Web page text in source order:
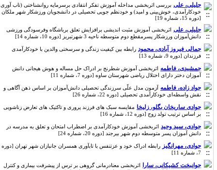
جلیلی، علی بررسی اثربخشی مداخله آموزش تفکر انتقادی برسرمایه روانشناختی (تاب آوری،
خودکارآمدی، خوش‌بینی و امید) و خودنظم جویی تحصیلی در دانشجویان ورزشکار شهر ملکان
[دوره 15، شماره 19]
جلیلی، علی اثربخشی آموزش مثبت اندیشی برافزایش تعلق برباشگاه وفرسودگی ورزشی
دانش‌آموزان ورزشکار پسرمقطع دوم متوسطه ناحیه 3 شهرتبریز [دوره 10، شماره 14]
جمالی فیروز آبادی، محمود رابطه بین کیفیت زندگی و سرسختی والدین با خودکارآمدی
فرزندان [دوره 9، شماره 13]
جمشیدی، فاطمه اثربخشی آموزش شطرنج بر ادراک حل مساله و هوش هیجانی دانش
آموزان دختر دارای اختلال ریاضی شهرستان ساوه [دوره 7، شماره 11]
جواد زاده، فاطمه آزمون مدل علّی سرزندگی تحصیلی دانش‌آموزان بر اساس ذهن آگاهی و
نقش واسطه‌ای خودکارآمدی تحصیلی [دوره 22، شماره 26]
جوادی ساریخان بگلو، زلیخا مقایسه سبک های فرزند پروری و تاکتیک های تعارض زناشویی
بر اساس ترتیب تولد زوج [دوره 12، شماره 16]
جوادی، سید وحید اثربخشی آموزش خودکارآمدی بر اضطراب امتحان و تعلق به مدرسه در
دانش آموزان پسر متوسطه دوم شهر بیرجند [دوره 20، شماره 24]
جوادی، مهرانگیز رابطه ادراک خود و عزتنفس با تابآوری همسران جانبازان شهر تهران [دوره
7، شماره 11]
جوانبخت کشیکانی، سارا اثربخشی معنادرمانی گروهی بر ترس از پیشرفت بیماری و کنترل